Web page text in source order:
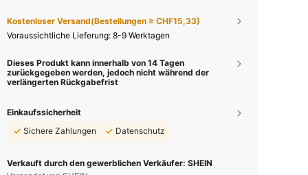
Kostenloser Versand(Bestellungen ≥ CHF15,33)
Voraussichtliche Lieferung: 8-9 Werktagen
Dieses Produkt kann innerhalb von 14 Tagen
zurückgegeben werden, jedoch nicht während der
verlängerten Rückgabefrist
Einkaufssicherheit
Sichere Zahlungen
Datenschutz
Verkauft durch den gewerblichen Verkäufer: SHEIN